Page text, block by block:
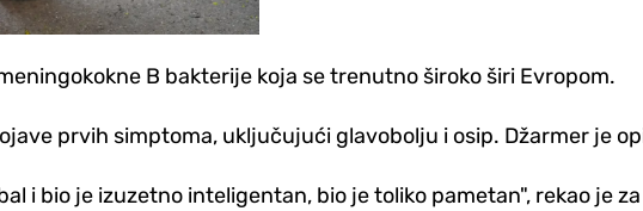
B bakterije koja se trenutno široko širi Evropom.
prvih simptoma, uključujući glavobolju i osip. Džarmer je
i bio je izuzetno inteligentan, bio je toliko pametan", rekao je za